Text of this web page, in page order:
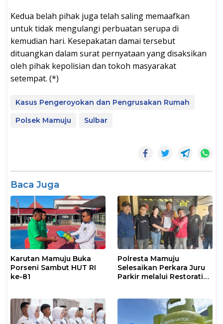
Kedua belah pihak juga telah saling memaafkan
untuk tidak mengulangi perbuatan serupa di
kemudian hari. Kesepakatan damai tersebut
dituangkan dalam surat pernyataan yang disaksikan
oleh pihak kepolisian dan tokoh masyarakat
setempat. (*)
Kasus Pengeroyokan dan Pengrusakan Rumah
Polsek Mamuju
Sulbar
Baca Juga
Karutan Mamuju Buka
Porseni Sambut HUT RI
ke-81
Polresta Mamuju
Selesaikan Perkara Juru
Parkir melalui Restorative